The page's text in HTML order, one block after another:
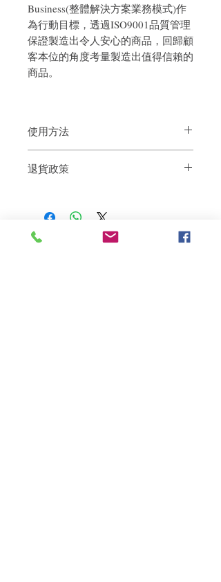
Business(整體解決方案業務模式)作
為行動目標，透過ISO9001品質管理
保證製造出令人安心的商品，回歸顧
客本位的角度考量製造出值得信賴的
商品。
使用方法
量，充分泡沫並在洗淨皮膚時進行按摩。
退貨政策
到我們的產品後的前7天內通過電子郵件
通知我們。但是，您需要支付退回的運
費。謝謝。​